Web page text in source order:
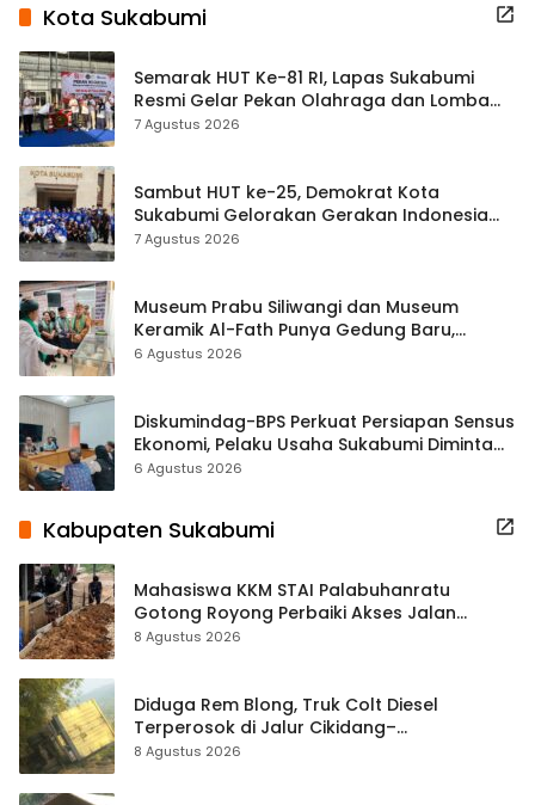
Kota Sukabumi
Semarak HUT Ke-81 RI, Lapas Sukabumi
Resmi Gelar Pekan Olahraga dan Lomba
Tradisional
7 Agustus 2026
Sambut HUT ke-25, Demokrat Kota
Sukabumi Gelorakan Gerakan Indonesia
ASRI Lewat Aksi Bersih Masjid Agung
7 Agustus 2026
Museum Prabu Siliwangi dan Museum
Keramik Al-Fath Punya Gedung Baru,
Hampir 500 Koleksi Dipisahkan
6 Agustus 2026
Diskumindag-BPS Perkuat Persiapan Sensus
Ekonomi, Pelaku Usaha Sukabumi Diminta
Terbuka Beri Data
6 Agustus 2026
Kabupaten Sukabumi
Mahasiswa KKM STAI Palabuhanratu
Gotong Royong Perbaiki Akses Jalan
Majelis Ta’lim di Sagaranten
8 Agustus 2026
Diduga Rem Blong, Truk Colt Diesel
Terperosok di Jalur Cikidang–
Palabuhanratu
8 Agustus 2026